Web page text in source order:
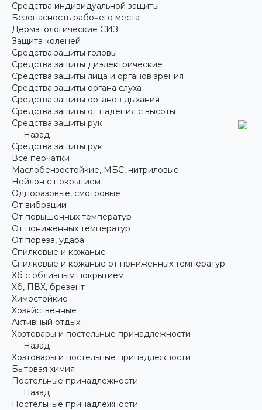
Средства индивидуальной защиты
Безопасность рабочего места
Дерматологические СИЗ
Защита коленей
Средства защиты головы
Средства защиты диэлектрические
Средства защиты лица и органов зрения
Средства защиты органа слуха
Средства защиты органов дыхания
Средства защиты от падения с высоты
Средства защиты рук
Назад
Средства защиты рук
Все перчатки
Маслобензостойкие, МБС, нитриловые
Нейлон с покрытием
Одноразовые, смотровые
От вибрации
От повышенных температур
От пониженных температур
От пореза, удара
Спилковые и кожаные
Спилковые и кожаные от пониженных температур
Хб с обливным покрытием
Хб, ПВХ, брезент
Химостойкие
Хозяйственные
Активный отдых
Хозтовары и постельные принадлежности
Назад
Хозтовары и постельные принадлежности
Бытовая химия
Постельные принадлежности
Назад
Постельные принадлежности